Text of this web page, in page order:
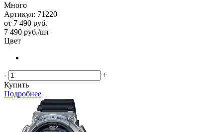
Много
Артикул: 71220
от 7 490 руб.
7 490 руб./шт
Цвет
-
+
Купить
Подробнее